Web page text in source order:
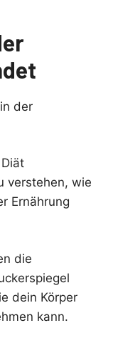
verstehen, wie
Ernährung
die
dein Körper
kann.